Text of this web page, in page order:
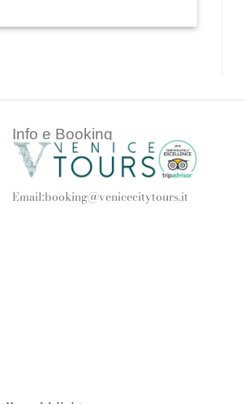
Info e Booking
Email:booking@venicecitytours.it